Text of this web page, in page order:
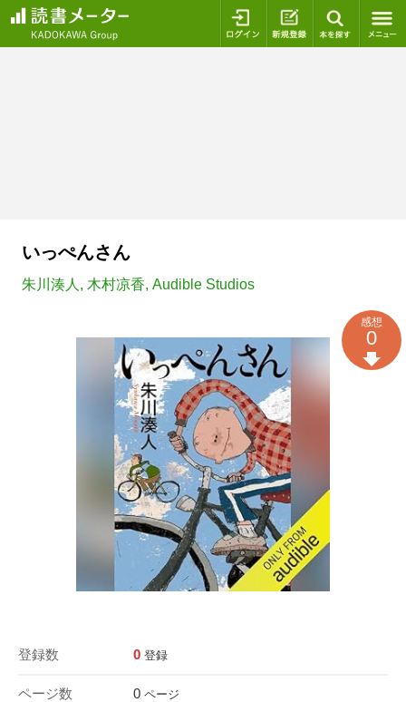
ログイン 新規登録
いっぺんさん
朱川湊人 , 木村凉香, Audible Studios
登録数 0 登録
ページ数 0 ページ
感想
0